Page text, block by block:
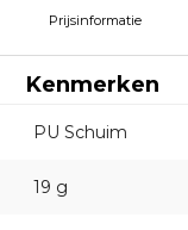
Prijsinformatie
Kenmerken
PU Schuim
19 g